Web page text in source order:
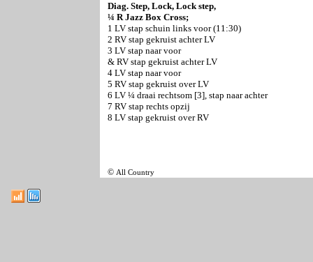
Diag. Step, Lock, Lock step,
¼ R Jazz Box Cross;
1 LV stap schuin links voor (11:30)
2 RV stap gekruist achter LV
3 LV stap naar voor
& RV stap gekruist achter LV
4 LV stap naar voor
5 RV stap gekruist over LV
6 LV ¼ draai rechtsom [3], stap naar achter
7 RV stap rechts opzij
8 LV stap gekruist over RV
© All Country